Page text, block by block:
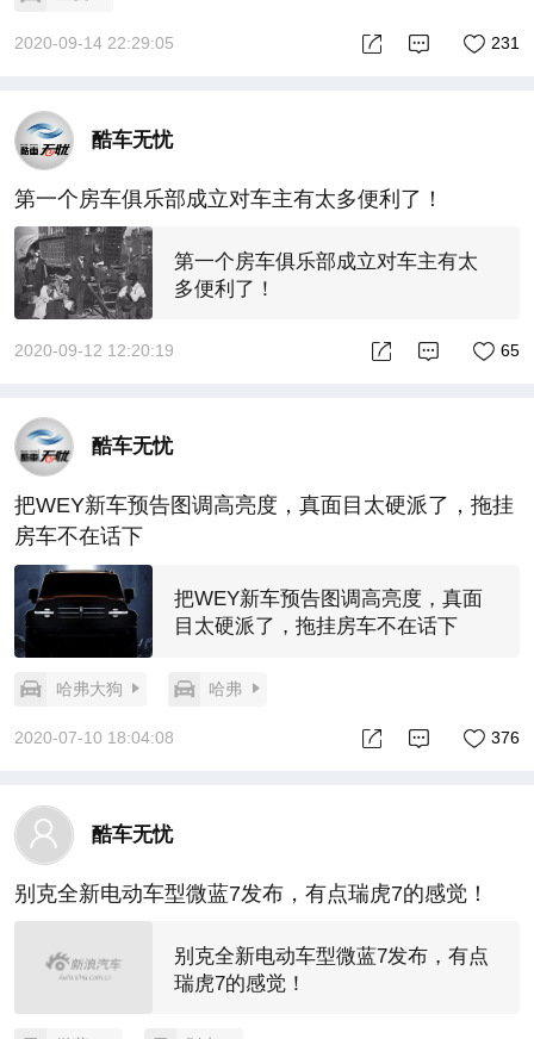
2020-09-14 22:29:05 231
酷车无忧
第一个房车俱乐部成立对车主有太多便利了！
第一个房车俱乐部成立对车主有太
多便利了！
2020-09-12 12:20:19 65
酷车无忧
把WEY新车预告图调高亮度，真面目太硬派了，拖挂
房车不在话下
把WEY新车预告图调高亮度，真面
目太硬派了，拖挂房车不在话下
哈弗大狗 哈弗
2020-07-10 18:04:08 376
酷车无忧
别克全新电动车型微蓝7发布，有点瑞虎7的感觉！
别克全新电动车型微蓝7发布，有点
瑞虎7的感觉！